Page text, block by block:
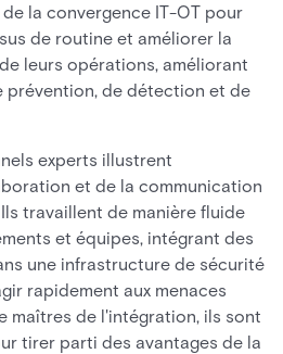
la convergence IT-OT pour
de routine et améliorer la
leurs opérations, améliorant
prévention, de détection et de
experts illustrent
et de la communication
travaillent de manière fluide
et équipes, intégrant des
une infrastructure de sécurité
rapidement aux menaces
maîtres de l'intégration, ils sont
tirer parti des avantages de la